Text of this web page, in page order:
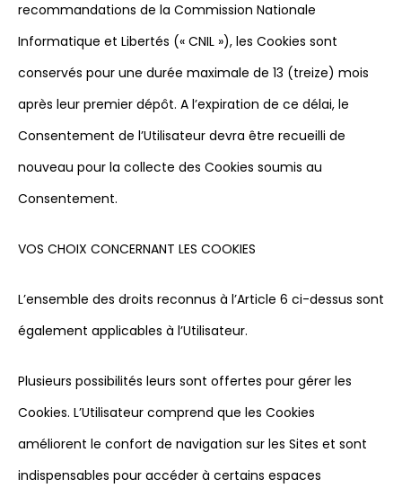
recommandations de la Commission Nationale
Informatique et Libertés (« CNIL »), les Cookies sont
conservés pour une durée maximale de 13 (treize) mois
après leur premier dépôt. A l’expiration de ce délai, le
Consentement de l’Utilisateur devra être recueilli de
nouveau pour la collecte des Cookies soumis au
Consentement.
VOS CHOIX CONCERNANT LES COOKIES
L’ensemble des droits reconnus à l’Article 6 ci-dessus sont
également applicables à l’Utilisateur.
Plusieurs possibilités leurs sont offertes pour gérer les
Cookies. L’Utilisateur comprend que les Cookies
améliorent le confort de navigation sur les Sites et sont
indispensables pour accéder à certains espaces